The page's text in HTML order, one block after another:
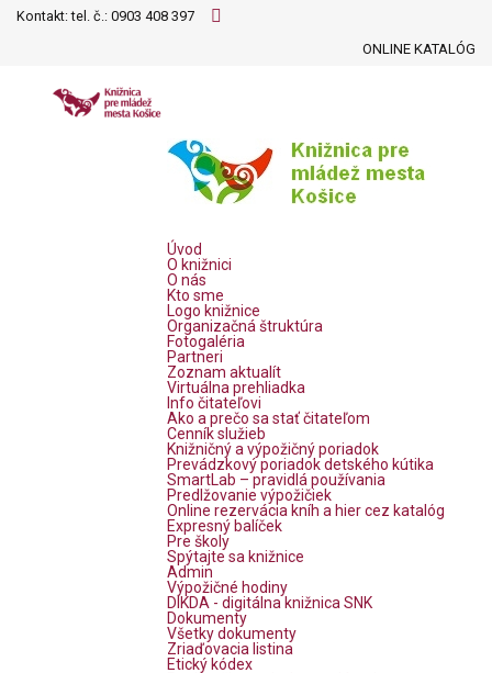
Kontakt: tel. č.: 0903 408 397
ONLINE KATALÓG
Úvod
O knižnici
O nás
Kto sme
Logo knižnice
Organizačná štruktúra
Fotogaléria
Partneri
Zoznam aktualít
Virtuálna prehliadka
Info čitateľovi
Ako a prečo sa stať čitateľom
Cenník služieb
Knižničný a výpožičný poriadok
Prevádzkový poriadok detského kútika
SmartLab – pravidlá používania
Predlžovanie výpožičiek
Online rezervácia kníh a hier cez katalóg
Expresný balíček
Pre školy
Spýtajte sa knižnice
Admin
Výpožičné hodiny
DIKDA - digitálna knižnica SNK
Dokumenty
Všetky dokumenty
Zriaďovacia listina
Etický kódex